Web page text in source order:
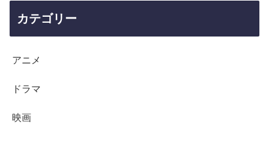
カテゴリー
アニメ
ドラマ
映画